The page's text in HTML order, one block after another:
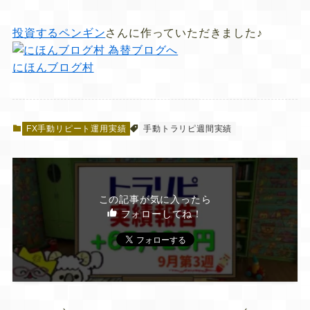
投資するペンギンさんに作っていただきました♪
にほんブログ村
FX手動リピート運用実績 手動トラリピ週間実績
この記事が気に入ったら
フォローしてね！